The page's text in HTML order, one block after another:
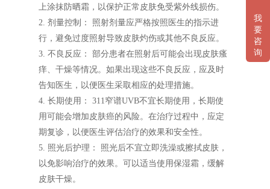
上涂抹防晒霜，以保护正常皮肤免受紫外线损伤。
2. 剂量控制： 照射剂量应严格按照医生的指示进
行，避免过度照射导致皮肤灼伤或其他不良反应。
3. 不良反应： 部分患者在照射后可能会出现皮肤瘙
痒、干燥等情况。如果出现这些不良反应，应及时
告知医生，以便医生采取相应的处理措施。
4. 长期使用： 311窄谱UVB不宜长期使用，长期使
用可能会增加皮肤癌的风险。在治疗过程中，应定
期复诊，以便医生评估治疗的效果和安全性。
5. 照光后护理： 照光后不宜立即洗澡或擦拭皮肤，
以免影响治疗的效果。可以适当使用保湿霜，缓解
皮肤干燥。
我
要
咨
询